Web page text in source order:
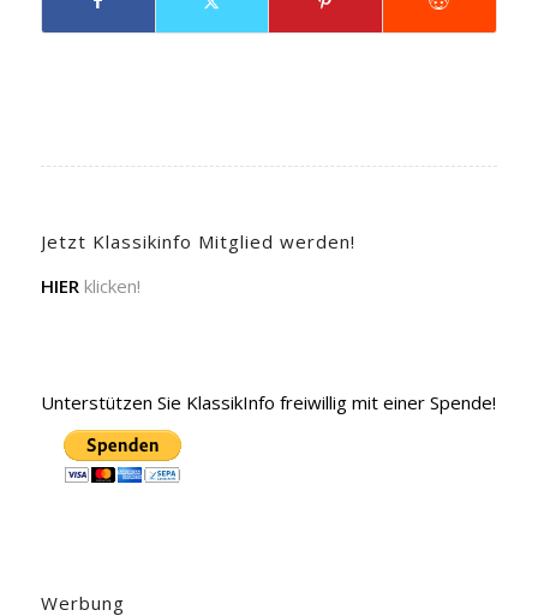
Jetzt Klassikinfo Mitglied werden!
HIER klicken!
Unterstützen Sie KlassikInfo freiwillig mit einer Spende!
Werbung